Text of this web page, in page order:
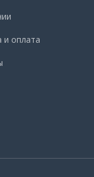
и оплата